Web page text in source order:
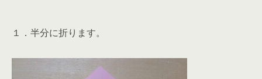
１．半分に折ります。